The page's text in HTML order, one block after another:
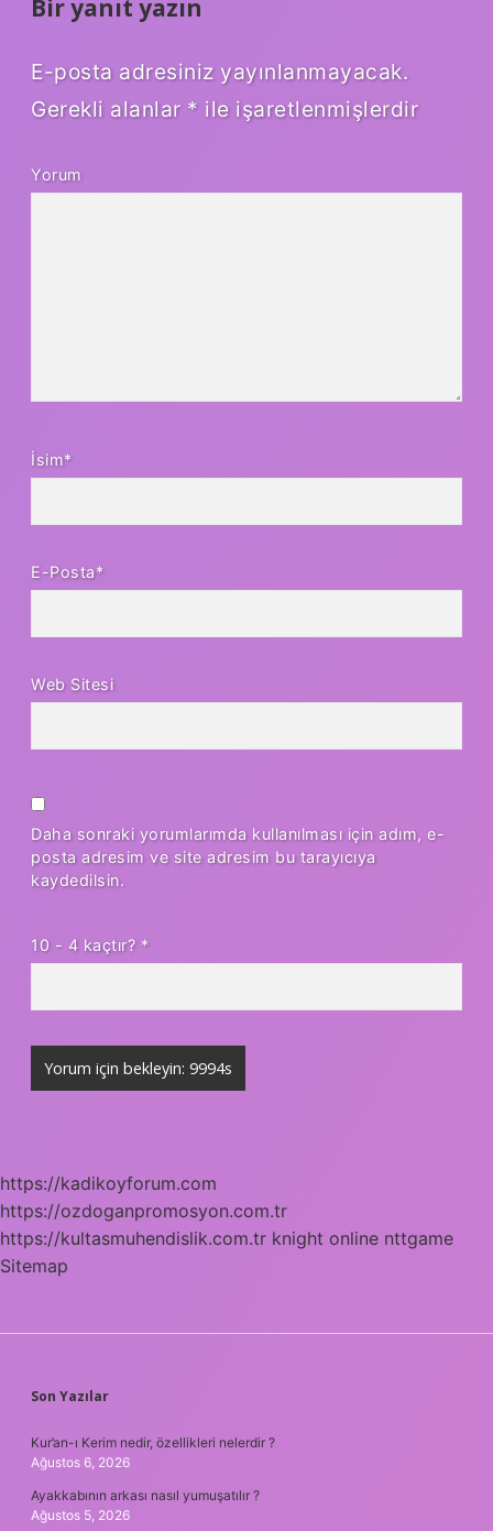
Bir yanıt yazın
E-posta adresiniz yayınlanmayacak.
Gerekli alanlar * ile işaretlenmişlerdir
Yorum
İsim*
E-Posta*
Web Sitesi
Daha sonraki yorumlarımda kullanılması için adım, e-
posta adresim ve site adresim bu tarayıcıya
kaydedilsin.
10 - 4 kaçtır? *
https://kadikoyforum.com
https://ozdoganpromosyon.com.tr
https://kultasmuhendislik.com.tr knight online nttgame
Sitemap
SIDEBAR
Son Yazılar
Kur’an-ı Kerim nedir, özellikleri nelerdir ?
Ağustos 6, 2026
Ayakkabının arkası nasıl yumuşatılır ?
Ağustos 5, 2026